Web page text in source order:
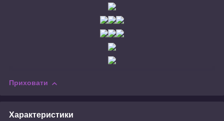
Приховати
Характеристики